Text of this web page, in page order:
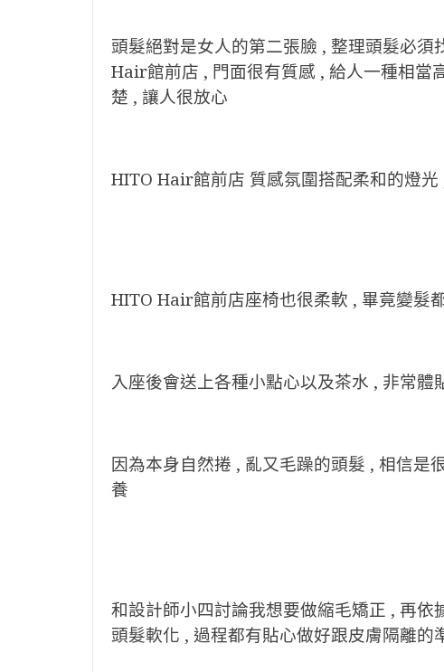
頭髮絕對是女人的第二張臉 , 整理頭髮必
Hair館前店 , 門面很有質感 , 給人一種相當
楚 , 讓人很放心
HITO Hair館前店 質感氛圍搭配柔和的燈
HITO Hair館前店座椅也很柔軟 , 畢竟變髮
入座後會送上各種小點心以及茶水 , 非常體
因為本身自然捲 , 亂又毛躁的頭髮 , 相信是
養
和設計師小四討論我想要做縮毛矯正 , 再
頭髮軟化 , 過程都有貼心做好跟皮膚隔離的